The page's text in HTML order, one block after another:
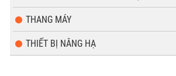
THANG MÁY
THIẾT BỊ NÂNG HẠ